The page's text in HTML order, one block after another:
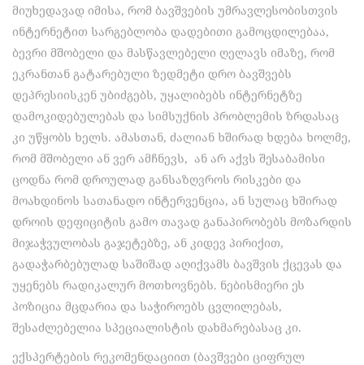
მიუხედავად იმისა, რომ ბავშვების უმრავლესობისთვის
ინტერნეტით სარგებლობა დადებითი გამოცდილებაა,
ბევრი მშობელი და მასწავლებელი ღელავს იმაზე, რომ
ეკრანთან გატარებული ზედმეტი დრო ბავშვებს
დეპრესიისკენ უბიძგებს, უყალიბებს ინტერნეტზე
დამოკიდებულებას და სიმსუქნის პრობლემის ზრდასაც
კი უწყობს ხელს. ამასთან, ძალიან ხშირად ხდება ხოლმე,
რომ მშობელი ან ვერ ამჩნევს, ან არ აქვს შესაბამისი
ცოდნა რომ დროულად განსაზღვროს რისკები და
მოახდინოს სათანადო ინტერვენცია, ან სულაც ხშირად
დროის დეფიციტის გამო თავად განაპირობებს მოზარდის
მიჯაჭვულობას გაჯეტებზე, ან კიდევ პირიქით,
გადაჭარბებულად საშიშად აღიქვამს ბავშვის ქცევას და
უყენებს რადიკალურ მოთხოვნებს. ნებისმიერი ეს
პოზიცია მცდარია და საჭიროებს ცვლილებას,
შესაძლებელია სპეციალისტის დახმარებასაც კი.
ექსპერტების რეკომენდაციით (ბავშვები ციფრულ